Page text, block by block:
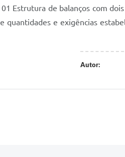
Estrutura de balanços com dois
quantidades e exigências
Autor: